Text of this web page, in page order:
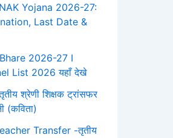
Yojana 2026-27:
Last Date &
2026-27 I
List 2026 यहाँ देखे
श्रेणी शिक्षक ट्रांसफर
(कविता)
Transfer -तृतीय